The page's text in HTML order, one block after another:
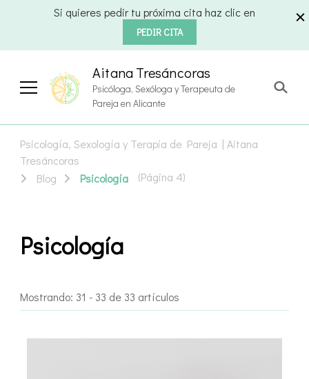
Si quieres pedir tu próxima cita haz clic en
PEDIR CITA
Aitana Tresáncoras
Psicóloga, Sexóloga y Terapeuta de
Pareja en Alicante
Psicología, Sexología y Terapia de Pareja | Aitana
Tresáncoras
Blog
Psicología (Página 4)
Psicología
Mostrando: 31 - 33 de 33 artículos